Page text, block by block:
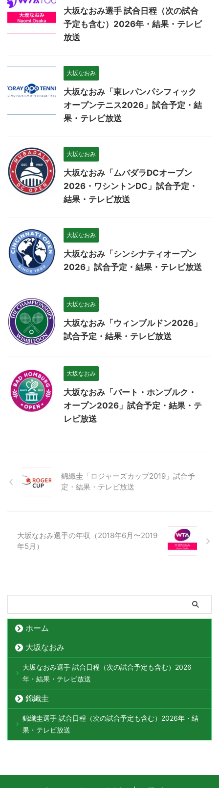
大坂なおみ選手 試合日程（次の試合
予定も含む）2026年・結果・テレビ
放送
大坂なおみ
大坂なおみ「東レパンパシフィック
オープンテニス2026」試合予定・結
果・テレビ放送
大坂なおみ
大坂なおみ「ムバダラDCオープン
2026・ワシントンDC」試合予定・
結果・テレビ放送
大坂なおみ
大坂なおみ「シンシナティオープン
2026」試合予定・結果・テレビ放送
大坂なおみ
大坂なおみ「ウィンブルドン2026」
試合予定・結果・テレビ放送
大坂なおみ
大坂なおみ「バート・ホンブルク・
オープン2026」試合予定・結果・テ
レビ放送
錦織圭「ロジャーズカップ2019」試合予
定・結果・テレビ放送
大坂なおみ選手の年収（2018年6月〜2019
年5月）
ホーム
大坂なおみ
大坂なおみ選手 試合日程（次の試合予定も含む）2026
年・結果・テレビ放送
錦織圭
錦織圭選手 試合日程（次の試合予定も含む）2026年・結
果・テレビ放送